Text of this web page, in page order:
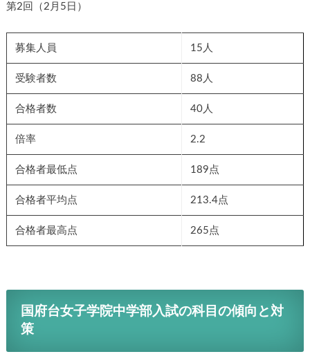
第2回（2月5日）
募集人員 15人
受験者数 88人
合格者数 40人
倍率 2.2
合格者最低点 189点
合格者平均点 213.4点
合格者最高点 265点
国府台女子学院中学部入試の科目の傾向と対
策